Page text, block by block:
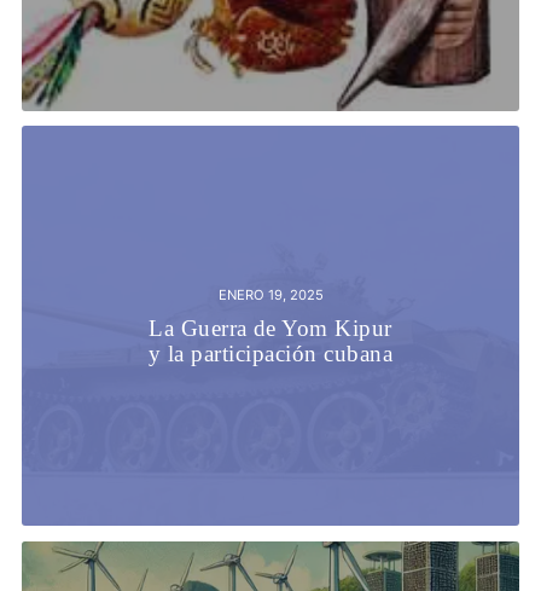
ENERO 19, 2025
La Guerra de Yom Kipur
y la participación cubana